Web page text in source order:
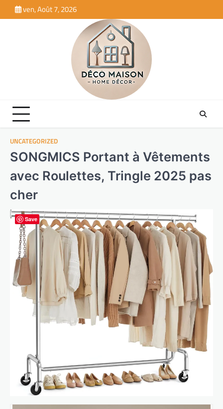
to
ven, Août 7, 2026
UNCATEGORIZED
SONGMICS Portant à Vêtements
avec Roulettes, Tringle 2025 pas
cher
Save